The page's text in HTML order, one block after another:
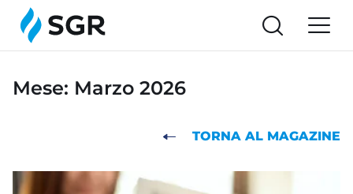
Mese: Marzo 2026
TORNA AL MAGAZINE